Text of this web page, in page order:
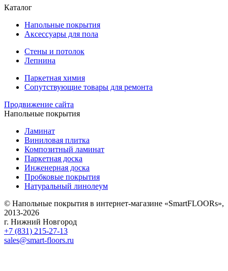
Каталог
Напольные покрытия
Аксессуары для пола
Стены и потолок
Лепнина
Паркетная химия
Сопутствующие товары для ремонта
Продвижение сайта
Напольные покрытия
Ламинат
Виниловая плитка
Композитный ламинат
Паркетная доска
Инженерная доска
Пробковые покрытия
Натуральный линолеум
© Напольные покрытия в интернет-магазине «SmartFLOORs»,
2013-2026
г. Нижний Новгород
+7 (831) 215-27-13
sales@smart-floors.ru